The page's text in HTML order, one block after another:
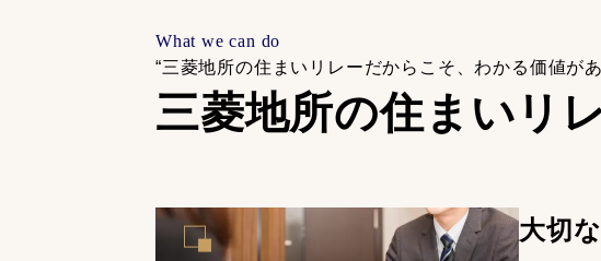
What we can do
“三菱地所の住まいリレーだからこそ、 わかる価値が
三菱地所の住まいリ
大切